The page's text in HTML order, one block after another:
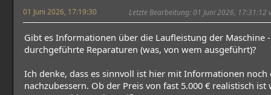
01 Juni 2026, 17:19:30 Letzte Bearbeitung: 01 Juni 2026, 17:31:12
Gibt es Informationen über die Laufleistung der Maschine
durchgeführte Reparaturen (was, von wem ausgeführt)?
Ich denke, dass es sinnvoll ist hier mit Informationen noch
nachzubessern. Ob der Preis von fast 5.000 € realistisch ist